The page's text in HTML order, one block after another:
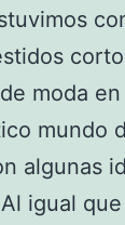
moda
mundo
algunas
igual